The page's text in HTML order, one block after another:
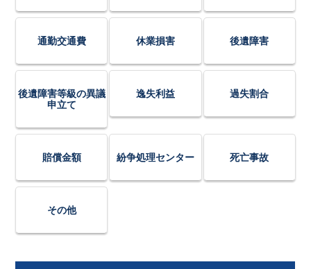
通勤交通費 休業損害 後遺障害
後遺障害等級の異議
申立て
逸失利益 過失割合
賠償金額 紛争処理センター 死亡事故
その他